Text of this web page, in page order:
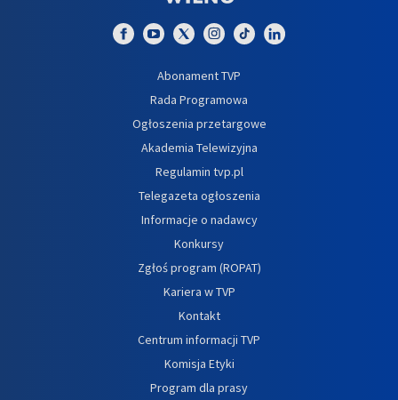
Abonament TVP
Rada Programowa
Ogłoszenia przetargowe
Akademia Telewizyjna
Regulamin tvp.pl
Telegazeta ogłoszenia
Informacje o nadawcy
Konkursy
Zgłoś program (ROPAT)
Kariera w TVP
Kontakt
Centrum informacji TVP
Komisja Etyki
Program dla prasy